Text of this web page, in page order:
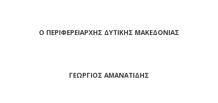
O ΠΕΡΙΦΕΡΕΙΑΡΧΗΣ ΔΥΤΙΚΗΣ ΜΑΚΕΔΟΝΙΑΣ
ΓΕΩΡΓΙΟΣ ΑΜΑΝΑΤΙΔΗΣ